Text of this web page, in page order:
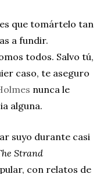
que tomártelo tan
a fundir.
todos. Salvo tú,
caso, te aseguro
nunca le
alguna.
suyo durante casi
Strand
con relatos de